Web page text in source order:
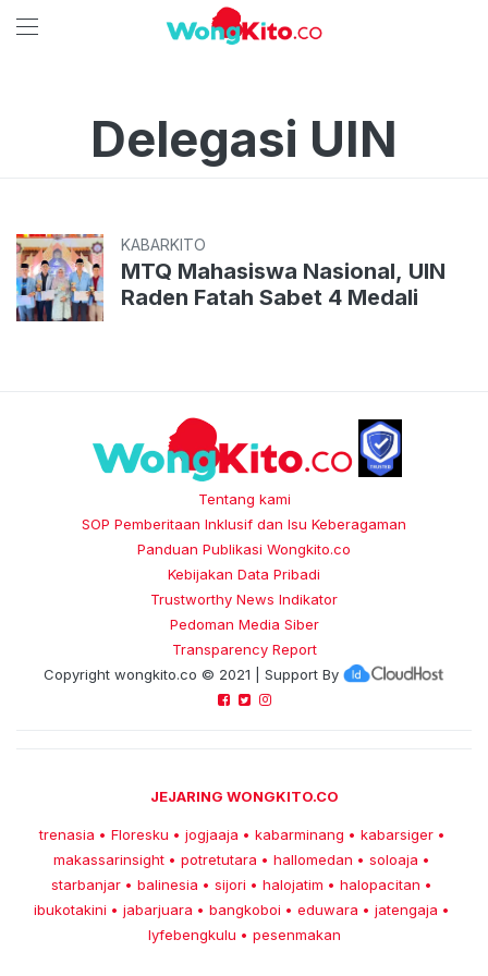
Delegasi UIN
KABARKITO
MTQ Mahasiswa Nasional, UIN
Raden Fatah Sabet 4 Medali
Tentang kami
SOP Pemberitaan Inklusif dan Isu Keberagaman
Panduan Publikasi Wongkito.co
Kebijakan Data Pribadi
Trustworthy News Indikator
Pedoman Media Siber
Transparency Report
Copyright wongkito.co © 2021 | Support By
JEJARING WONGKITO.CO
trenasia • Floresku • jogjaaja • kabarminang • kabarsiger •
makassarinsight • potretutara • hallomedan • soloaja •
starbanjar • balinesia • sijori • halojatim • halopacitan •
ibukotakini • jabarjuara • bangkoboi • eduwara • jatengaja •
lyfebengkulu • pesenmakan